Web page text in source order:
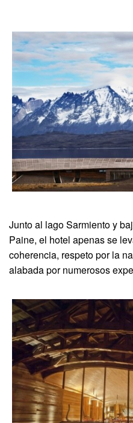
Junto al lago Sarmiento y
Paine, el hotel apenas se
coherencia, respeto por la
alabada por numerosos